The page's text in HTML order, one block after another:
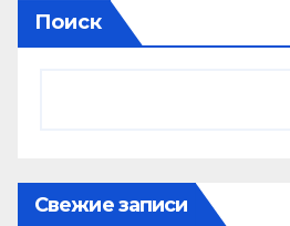
Поиск
Свежие записи